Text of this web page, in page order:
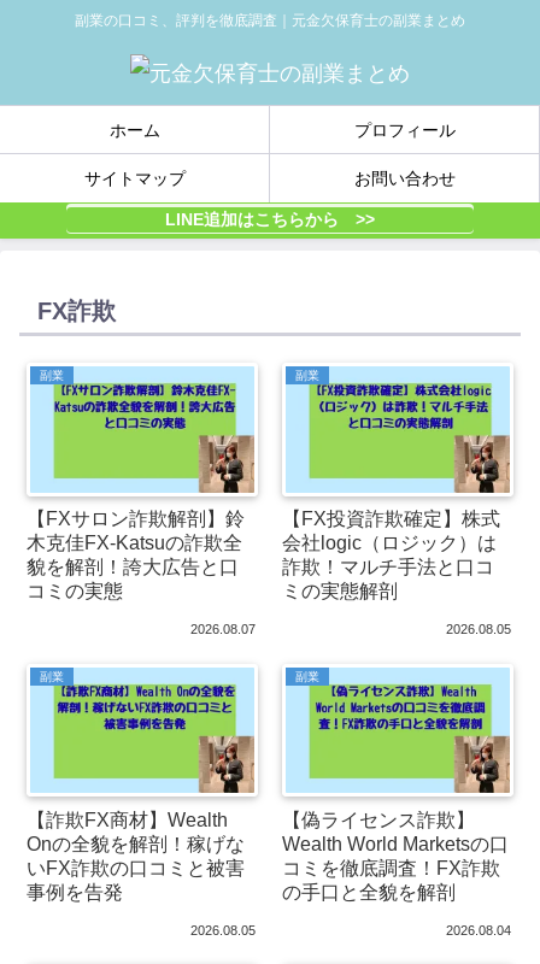
副業の口コミ、評判を徹底調査｜元金欠保育士の副業まとめ
ホーム プロフィール
サイトマップ お問い合わせ
LINE追加はこちらから >>
FX詐欺
副業
【FXサロン詐欺解剖】鈴
木克佳FX-Katsuの詐欺全
貌を解剖！誇大広告と口
コミの実態
2026.08.07
副業
【FX投資詐欺確定】株式
会社logic（ロジック）は
詐欺！マルチ手法と口コ
ミの実態解剖
2026.08.05
副業
【詐欺FX商材】Wealth
Onの全貌を解剖！稼げな
いFX詐欺の口コミと被害
事例を告発
2026.08.05
副業
【偽ライセンス詐欺】
Wealth World Marketsの口
コミを徹底調査！FX詐欺
の手口と全貌を解剖
2026.08.04